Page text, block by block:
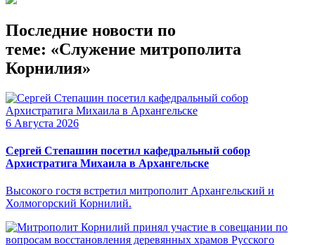
Последние новости по
теме: «Служение митрополита
Корнилия»
6 Августа 2026
Сергей Степашин посетил кафедральный собор
Архистратига Михаила в Архангельске
Высокого гостя встретил митрополит Архангельский и
Холмогорский Корнилий.